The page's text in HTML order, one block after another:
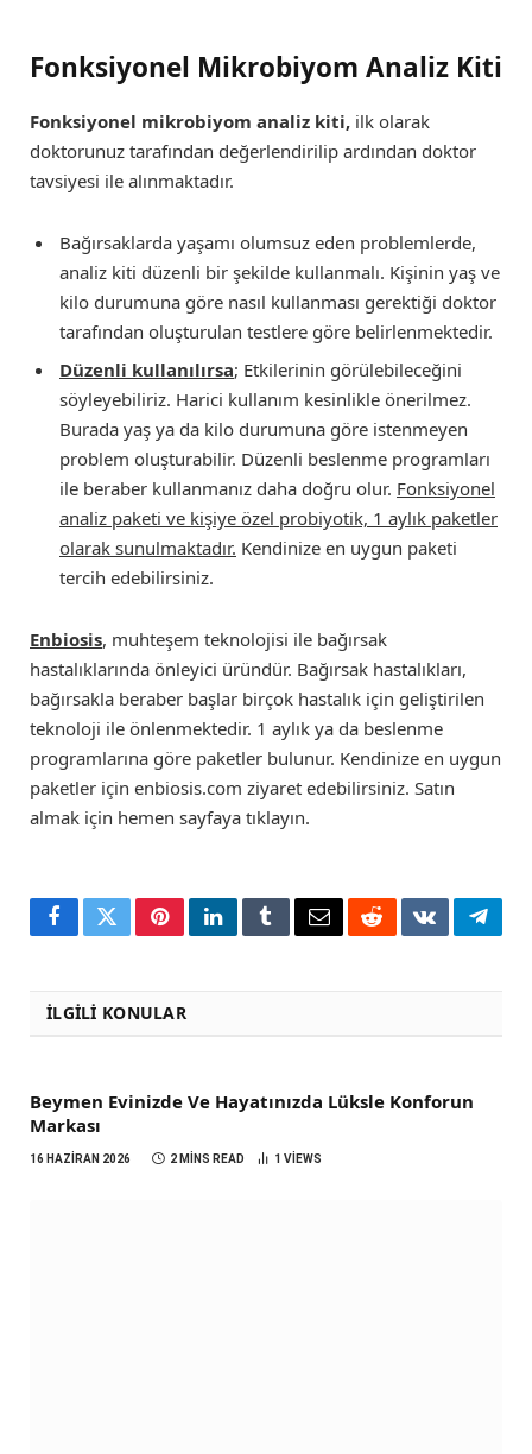
Fonksiyonel Mikrobiyom Analiz Kiti
Fonksiyonel mikrobiyom analiz kiti, ilk olarak
doktorunuz tarafından değerlendirilip ardından doktor
tavsiyesi ile alınmaktadır.
Bağırsaklarda yaşamı olumsuz eden problemlerde,
analiz kiti düzenli bir şekilde kullanmalı. Kişinin yaş ve
kilo durumuna göre nasıl kullanması gerektiği doktor
tarafından oluşturulan testlere göre belirlenmektedir.
Düzenli kullanılırsa; Etkilerinin görülebileceğini
söyleyebiliriz. Harici kullanım kesinlikle önerilmez.
Burada yaş ya da kilo durumuna göre istenmeyen
problem oluşturabilir. Düzenli beslenme programları
ile beraber kullanmanız daha doğru olur. Fonksiyonel
analiz paketi ve kişiye özel probiyotik, 1 aylık paketler
olarak sunulmaktadır. Kendinize en uygun paketi
tercih edebilirsiniz.
Enbiosis, muhteşem teknolojisi ile bağırsak
hastalıklarında önleyici üründür. Bağırsak hastalıkları,
bağırsakla beraber başlar birçok hastalık için geliştirilen
teknoloji ile önlenmektedir. 1 aylık ya da beslenme
programlarına göre paketler bulunur. Kendinize en uygun
paketler için enbiosis.com ziyaret edebilirsiniz. Satın
almak için hemen sayfaya tıklayın.
FacebookTwitterPinterestLinkedInTumblrEmailRedditVKontakte
İLGILI KONULAR
Beymen Evinizde Ve Hayatınızda Lüksle Konforun
Markası
16 HAZIRAN 2026 2 MINS READ 1 VIEWS